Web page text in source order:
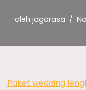
oleh jagarasa
Paket wedding